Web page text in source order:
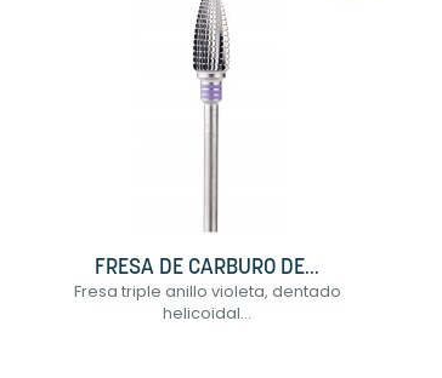
FRESA DE CARBURO DE...
Fresa triple anillo violeta, dentado
helicoidal...